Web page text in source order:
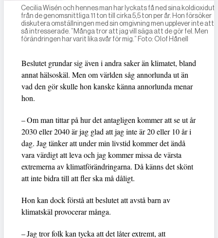
Cecilia Wisén och hennes man har lyckats få ned sina
från de genomsnittliga 11 ton till cirka 5,5 ton per år. Hon försöker
diskutera omställningen med sin omgivning men upplever inte att
så intresserade. ”Många tror att jag vill säga att de gör fel. Men
förändringen har varit lika svår för mig.” Foto: Olof Hånell
Beslutet grundar sig även i andra saker än klimatet, bland
annat hälsoskäl. Men om världen såg annorlunda ut än
vad den gör skulle hon kanske känna annorlunda menar
hon.
– Om man tittar på hur det antagligen kommer att se ut år
2030 eller 2040 är jag glad att jag inte är 20 eller 10 år i
dag. Jag tänker att under min livstid kommer det ändå
vara värdigt att leva och jag kommer missa de värsta
extremerna av klimatförändringarna. Då känns det skönt
att inte bidra till att fler ska må dåligt.
Hon kan dock förstå att beslutet att avstå barn av
klimatskäl provocerar många.
– Jag tror folk kan tycka att det låter extremt, att